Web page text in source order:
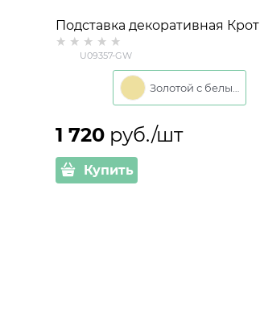
Подставка декоративная Крот
U09357-GW полистоун h= 8 см
цв.золотой с белым
U09357-GW
1 720 руб./шт
Купить